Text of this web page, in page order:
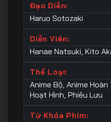
Đạo Diễn:
Haruo Sotozaki
Diễn Viên:
Hanae Natsuki Kito
Thể Loại:
Anime Bộ Anime Hoàn
Hoạt Hình Phiêu Lưu
Từ Khóa Phim: